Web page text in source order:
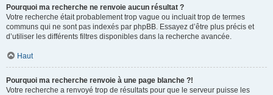
Pourquoi ma recherche ne renvoie aucun résultat ?
Votre recherche était probablement trop vague ou incluait trop de termes
communs qui ne sont pas indexés par phpBB. Essayez d’être plus précis et
d’utiliser les différents filtres disponibles dans la recherche avancée.
Haut
Pourquoi ma recherche renvoie à une page blanche ?!
Votre recherche a renvoyé trop de résultats pour que le serveur puisse les